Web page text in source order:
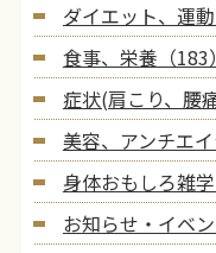
ダイエット、運動
食事、栄養（183）
症状(肩こり、腰
美容、アンチエイ
身体おもしろ雑学
お知らせ・イベン